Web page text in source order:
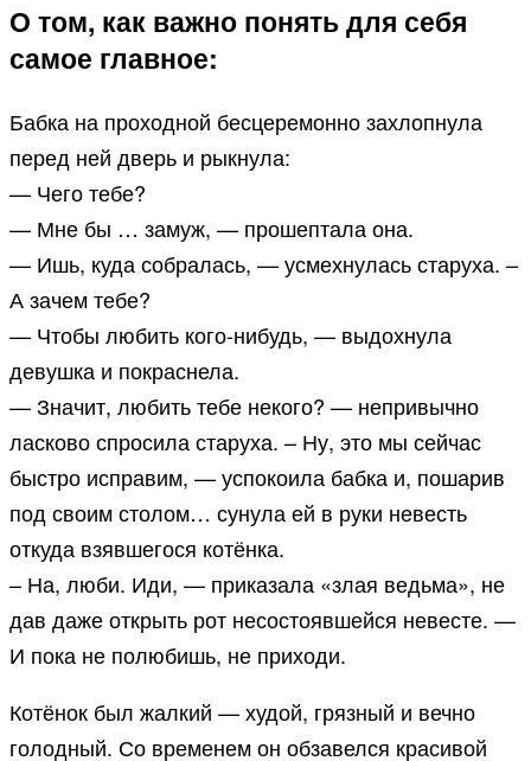
О том, как важно понять для себя
самое главное:
Бабка на проходной бесцеремонно захлопнула
перед ней дверь и рыкнула:
— Чего тебе?
— Мне бы … замуж, — прошептала она.
— Ишь, куда собралась, — усмехнулась старуха. –
А зачем тебе?
— Чтобы любить кого-нибудь, — выдохнула
девушка и покраснела.
— Значит, любить тебе некого? — непривычно
ласково спросила старуха. – Ну, это мы сейчас
быстро исправим, — успокоила бабка и, пошарив
под своим столом… сунула ей в руки невесть
откуда взявшегося котёнка.
– На, люби. Иди, — приказала «злая ведьма», не
дав даже открыть рот несостоявшейся невесте. —
И пока не полюбишь, не приходи.
Котёнок был жалкий — худой, грязный и вечно
голодный. Со временем он обзавелся красивой